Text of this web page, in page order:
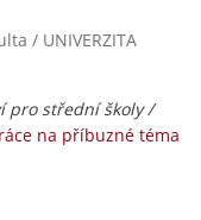
/ UNIVERZITA
pro střední školy /
na příbuzné téma